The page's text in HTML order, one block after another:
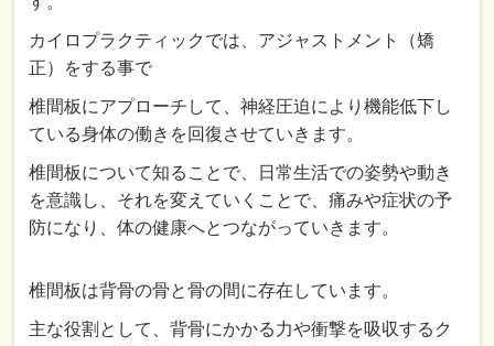
カイロプラクティックでは、アジャストメント（矯
正）をする事で
椎間板にアプローチして、神経圧迫により機能低下し
ている身体の働きを回復させていきます。
椎間板について知ることで、日常生活での姿勢や動き
を意識し、それを変えていくことで、痛みや症状の予
防になり、体の健康へとつながっていきます。
椎間板は背骨の骨と骨の間に存在しています。
主な役割として、背骨にかかる力や衝撃を吸収するク